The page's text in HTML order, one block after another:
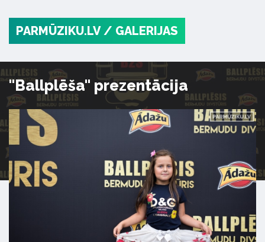
PARMŪZIKU.LV / GALERIJAS
"Ballplēša" prezentācija